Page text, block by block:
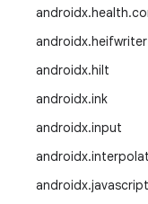
androidx.health.
androidx.heifwriter
androidx.hilt
androidx.ink
androidx.input
androidx.
androidx.